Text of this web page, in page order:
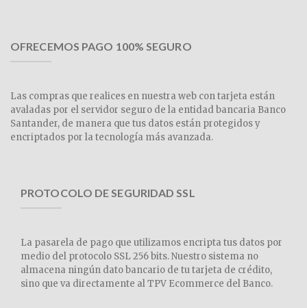
OFRECEMOS PAGO 100% SEGURO
Las compras que realices en nuestra web con tarjeta están
avaladas por el servidor seguro de la entidad bancaria Banco
Santander, de manera que tus datos están protegidos y
encriptados por la tecnología más avanzada.
PROTOCOLO DE SEGURIDAD SSL
La pasarela de pago que utilizamos encripta tus datos por
medio del protocolo SSL 256 bits. Nuestro sistema no
almacena ningún dato bancario de tu tarjeta de crédito,
sino que va directamente al TPV Ecommerce del Banco.